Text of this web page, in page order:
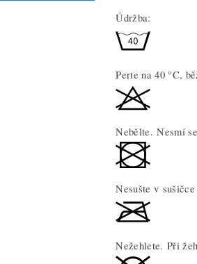
Údržba:
Perte na 40 °C,
Nebělte. Nesmí
Nesušte v sušičce
Nežehlete. Při